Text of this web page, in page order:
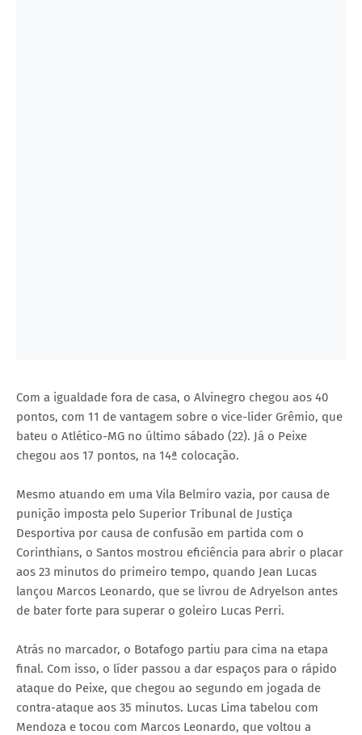
Com a igualdade fora de casa, o Alvinegro chegou aos 40
pontos, com 11 de vantagem sobre o vice-líder Grêmio, que
bateu o Atlético-MG no último sábado (22). Já o Peixe
chegou aos 17 pontos, na 14ª colocação.
Mesmo atuando em uma Vila Belmiro vazia, por causa de
punição imposta pelo Superior Tribunal de Justiça
Desportiva por causa de confusão em partida com o
Corinthians, o Santos mostrou eficiência para abrir o placar
aos 23 minutos do primeiro tempo, quando Jean Lucas
lançou Marcos Leonardo, que se livrou de Adryelson antes
de bater forte para superar o goleiro Lucas Perri.
Atrás no marcador, o Botafogo partiu para cima na etapa
final. Com isso, o líder passou a dar espaços para o rápido
ataque do Peixe, que chegou ao segundo em jogada de
contra-ataque aos 35 minutos. Lucas Lima tabelou com
Mendoza e tocou com Marcos Leonardo, que voltou a